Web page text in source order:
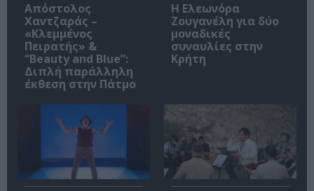
Απόστολος
Χαντζαράς –
«Κλεμμένος
Πειρατής» &
“Beauty and Blue”:
Διπλή παράλληλη
έκθεση στην Πάτμο
Η Ελεωνόρα
Ζουγανέλη για δύο
μοναδικές
συναυλίες στην
Κρήτη